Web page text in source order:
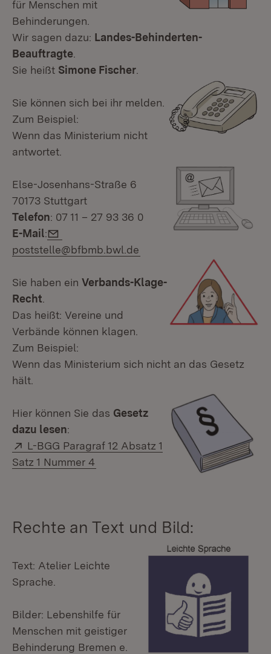
für Menschen mit
Behinderungen.
Wir sagen dazu: Landes-Behinderten-
Beauftragte
Sie heißt Simone Fischer
Sie können sich bei ihr melden.
Zum Beispiel:
Wenn das Ministerium nicht
antwortet.
Else-Josenhans-Straße 6
70173 Stuttgart
Telefon: 07 11 – 27 93 36 0
E-Mail:
poststelle@bfbmb.bwl.de
Sie haben ein Verbands-Klage-
Recht
Das heißt: Vereine und
Verbände können klagen.
Zum Beispiel:
Wenn das Ministerium sich nicht an das Gesetz
hält.
Hier können Sie das Gesetz
dazu lesen:
Extern:
L-BGG Paragraf 12 Absatz 1
Satz 1 Nummer 4
Rechte an Text und Bild:
Text: Atelier Leichte
Sprache.
Bilder: Lebenshilfe für
Menschen mit geistiger
Behinderung Bremen e.